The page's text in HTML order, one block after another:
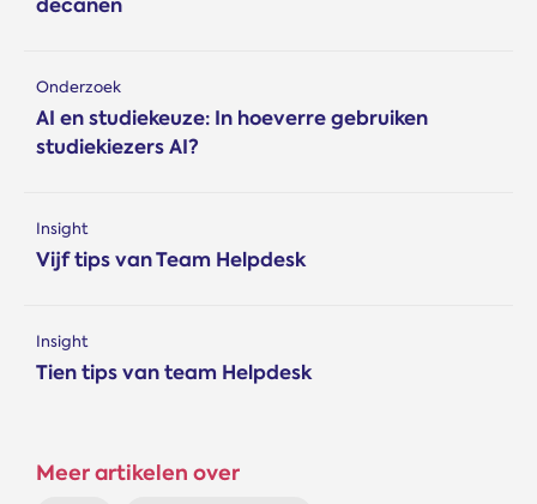
Onderzoek
AI en studiekeuze: In hoeverre gebruiken
studiekiezers AI?
Insight
Vijf tips van Team Helpdesk
Insight
Tien tips van team Helpdesk
Meer artikelen over